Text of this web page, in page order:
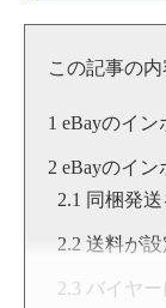
▶尾藤
この記事の内
eBayのイン
eBayのイン
同梱発
送料が
バイヤ